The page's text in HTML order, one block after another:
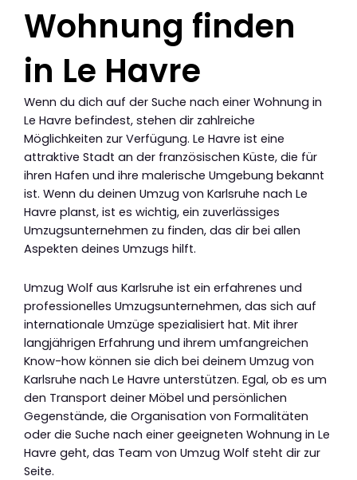
Wohnung finden
in Le Havre
Wenn du dich auf der Suche nach einer Wohnung in
Le Havre befindest, stehen dir zahlreiche
Möglichkeiten zur Verfügung. Le Havre ist eine
attraktive Stadt an der französischen Küste, die für
ihren Hafen und ihre malerische Umgebung bekannt
ist. Wenn du deinen Umzug von Karlsruhe nach Le
Havre planst, ist es wichtig, ein zuverlässiges
Umzugsunternehmen zu finden, das dir bei allen
Aspekten deines Umzugs hilft.
Umzug Wolf aus Karlsruhe ist ein erfahrenes und
professionelles Umzugsunternehmen, das sich auf
internationale Umzüge spezialisiert hat. Mit ihrer
langjährigen Erfahrung und ihrem umfangreichen
Know-how können sie dich bei deinem Umzug von
Karlsruhe nach Le Havre unterstützen. Egal, ob es um
den Transport deiner Möbel und persönlichen
Gegenstände, die Organisation von Formalitäten
oder die Suche nach einer geeigneten Wohnung in Le
Havre geht, das Team von Umzug Wolf steht dir zur
Seite.